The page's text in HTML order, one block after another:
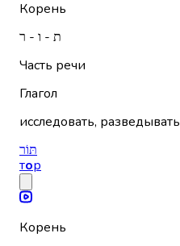
Корень
ת - ו - ר
Часть речи
Глагол
исследовать, разведывать
תּוֹר
тор
Корень